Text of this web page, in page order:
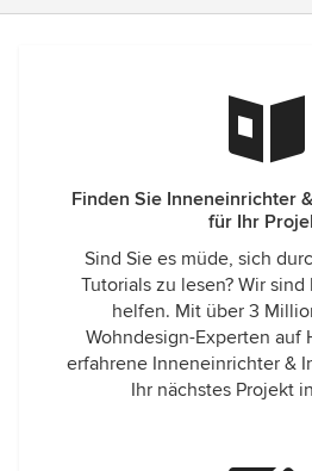
Finden Sie Inneneinrichter
für Ihr
Sind Sie es müde, sich
Tutorials zu lesen? Wir
helfen. Mit über 3
Wohndesign-Experten auf
erfahrene Inneneinrichter &
Ihr nächstes Projekt